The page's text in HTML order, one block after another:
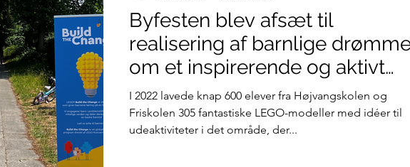
Byfesten blev afsæt til
realisering af barnlige
om et inspirerende og aktivt
Stavtrup
I 2022 lavede knap 600 elever fra Højvangskolen og
Friskolen 305 fantastiske LEGO-modeller med idéer til
udeaktiviteter i det område, der...